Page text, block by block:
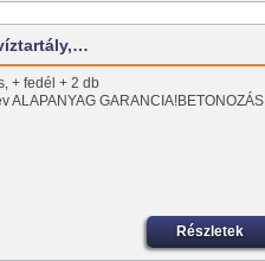
+ fedél + 2 db
ALAPANYAG GARANCIA!BETONOZÁS
Részletek